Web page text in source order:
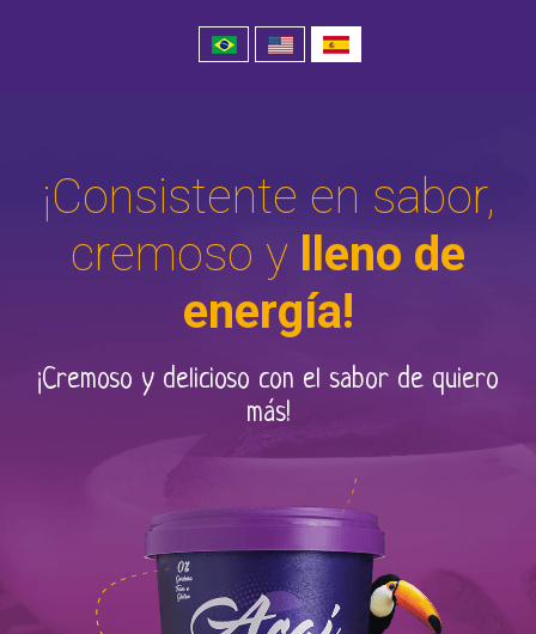
¡Consistente en sabor,
cremoso y lleno de
energía!
¡Cremoso y delicioso con el sabor de quiero
más!